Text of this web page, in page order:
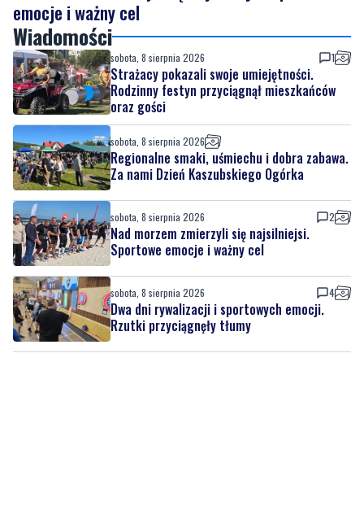
emocje i ważny cel
Wiadomości
sobota, 8 sierpnia 2026 1
Strażacy pokazali swoje umiejętności.
Rodzinny festyn przyciągnął mieszkańców
oraz gości
sobota, 8 sierpnia 2026
Regionalne smaki, uśmiechu i dobra zabawa.
Za nami Dzień Kaszubskiego Ogórka
sobota, 8 sierpnia 2026 2
Nad morzem zmierzyli się najsilniejsi.
Sportowe emocje i ważny cel
sobota, 8 sierpnia 2026 4
Dwa dni rywalizacji i sportowych emocji.
Rzutki przyciągnęły tłumy